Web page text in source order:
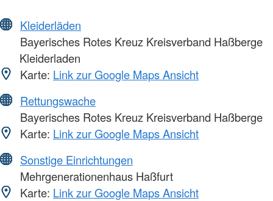
Kleiderläden
Bayerisches Rotes Kreuz Kreisverband Haßberge
Kleiderladen
Karte: Link zur Google Maps Ansicht
Rettungswache
Bayerisches Rotes Kreuz Kreisverband Haßberge
Karte: Link zur Google Maps Ansicht
Sonstige Einrichtungen
Mehrgenerationenhaus Haßfurt
Karte: Link zur Google Maps Ansicht